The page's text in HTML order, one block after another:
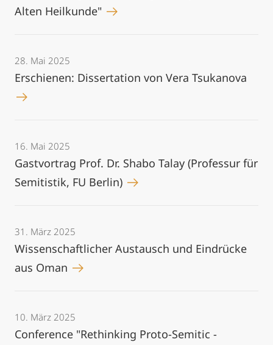
Alten Heilkunde"
28. Mai 2025
Erschienen: Dissertation von Vera Tsukanova
16. Mai 2025
Gastvortrag Prof. Dr. Shabo Talay (Professur für
Semitistik, FU Berlin)
31. März 2025
Wissenschaftlicher Austausch und Eindrücke
aus Oman
10. März 2025
Conference "Rethinking Proto-Semitic -